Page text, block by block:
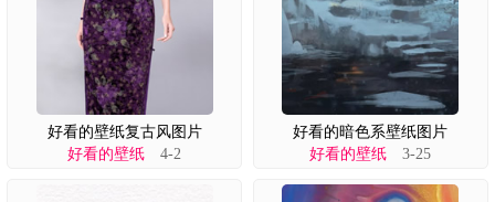
好看的壁纸复古风图片
好看的壁纸 4-2
好看的暗色系壁纸图片
好看的壁纸 3-25